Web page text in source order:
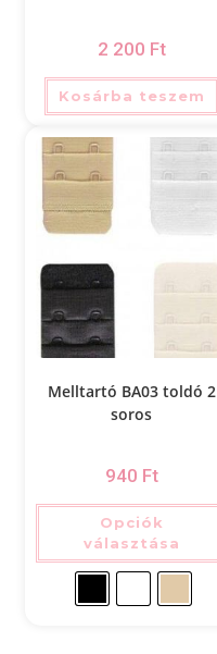
2 200 Ft
Kosárba teszem
Melltartó BA03 toldó 2
soros
940 Ft
Opciók
választása